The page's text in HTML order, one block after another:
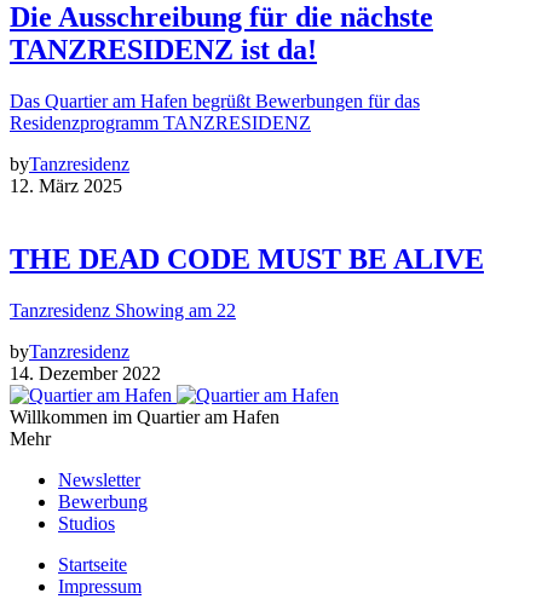
Die Ausschreibung für die nächste
TANZRESIDENZ ist da!
Das Quartier am Hafen begrüßt Bewerbungen für das
Residenzprogramm TANZRESIDENZ
byTanzresidenz
12. März 2025
THE DEAD CODE MUST BE ALIVE
Tanzresidenz Showing am 22
byTanzresidenz
14. Dezember 2022
Willkommen im Quartier am Hafen
Mehr
Newsletter
Bewerbung
Studios
Startseite
Impressum